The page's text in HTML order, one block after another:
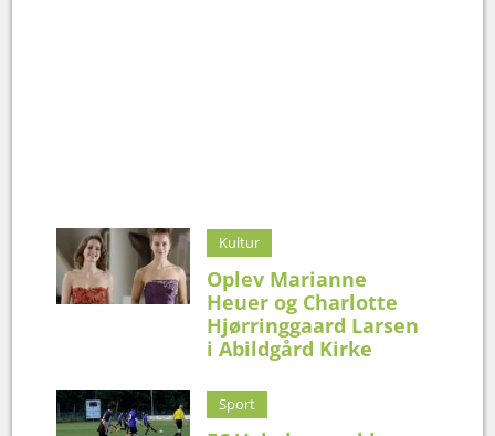
Kultur
Oplev Marianne
Heuer og Charlotte
Hjørringgaard Larsen
i Abildgård Kirke
Sport